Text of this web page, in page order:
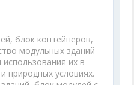
блок контейнеров,
модульных зданий
их в
природных условиях.